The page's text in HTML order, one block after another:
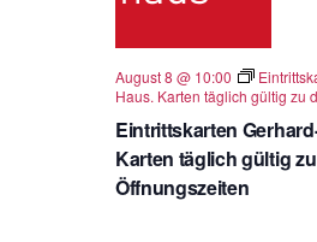
Eintrittskarten
Karten täglich gültig
Öffnungszeiten
August 8 @ 10:00
Haus. Karten täglich gültig zu